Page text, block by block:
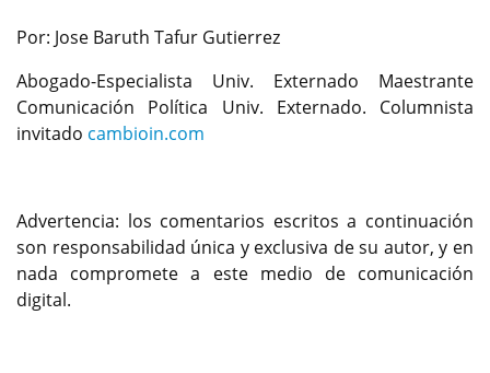
Por: Jose Baruth Tafur Gutierrez
Abogado-Especialista Univ. Externado Maestrante
Comunicación Política Univ. Externado. Columnista
invitado cambioin.com
Advertencia: los comentarios escritos a continuación
son responsabilidad única y exclusiva de su autor, y en
nada compromete a este medio de comunicación
digital.